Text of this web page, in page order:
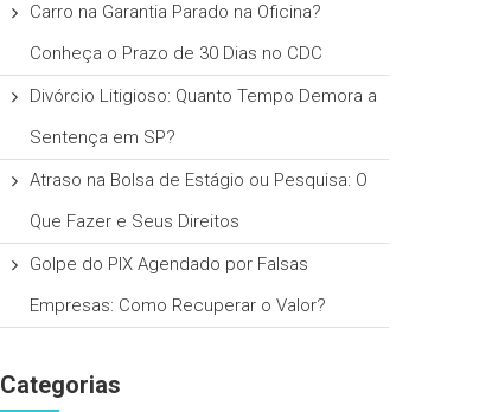
Carro na Garantia Parado na Oficina?
Conheça o Prazo de 30 Dias no CDC
Divórcio Litigioso: Quanto Tempo Demora a
Sentença em SP?
Atraso na Bolsa de Estágio ou Pesquisa: O
Que Fazer e Seus Direitos
Golpe do PIX Agendado por Falsas
Empresas: Como Recuperar o Valor?
Categorias